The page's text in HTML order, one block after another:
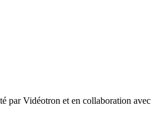
par Vidéotron et en collaboration